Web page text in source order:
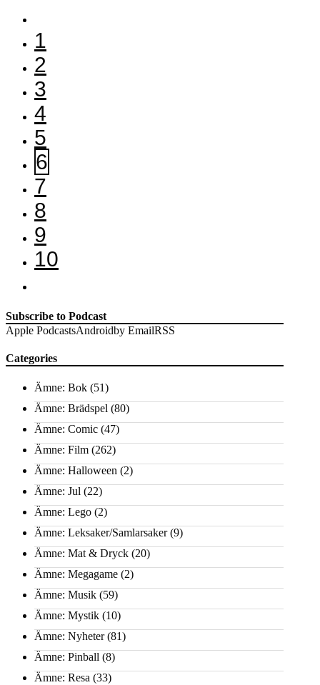
1
2
3
4
5
6
7
8
9
10
Subscribe to Podcast
Apple PodcastsAndroidby EmailRSS
Categories
Ämne: Bok (51)
Ämne: Brädspel (80)
Ämne: Comic (47)
Ämne: Film (262)
Ämne: Halloween (2)
Ämne: Jul (22)
Ämne: Lego (2)
Ämne: Leksaker/Samlarsaker(9)
Ämne: Mat & Dryck (20)
Ämne: Megagame (2)
Ämne: Musik (59)
Ämne: Mystik (10)
Ämne: Nyheter(81)
Ämne: Pinball (8)
Ämne: Resa (33)